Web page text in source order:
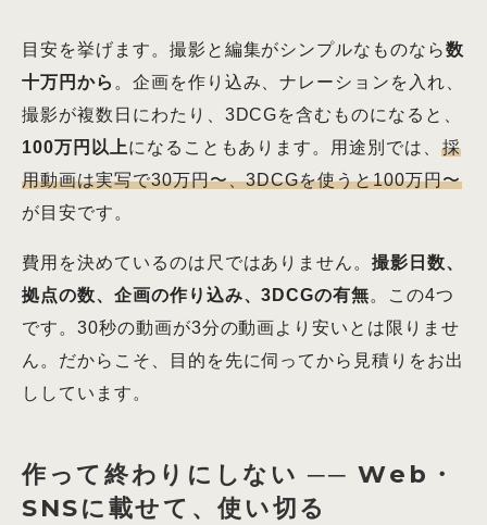
目安を挙げます。撮影と編集がシンプルなものなら数
十万円から 。企画を作り込み、ナレーションを入れ、
撮影が複数日にわたり、3DCGを含むものになると、
100万円以上になることもあります。用途別では、採
用動画は実写で30万円〜、3DCGを使うと100万円〜
が目安です。
費用を決めているのは尺ではありません。撮影日数、
拠点の数、企画の作り込み、3DCGの有無。この4つ
です。30秒の動画が3分の動画より安いとは限りませ
ん。だからこそ、目的を先に伺ってから見積りをお出
ししています。
作って終わりにしない ── Web・
SNSに載せて、使い切る